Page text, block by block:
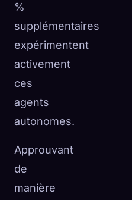
%
supplémentaires
expérimentent
activement
ces
agents
autonomes.
Approuvant
de
manière